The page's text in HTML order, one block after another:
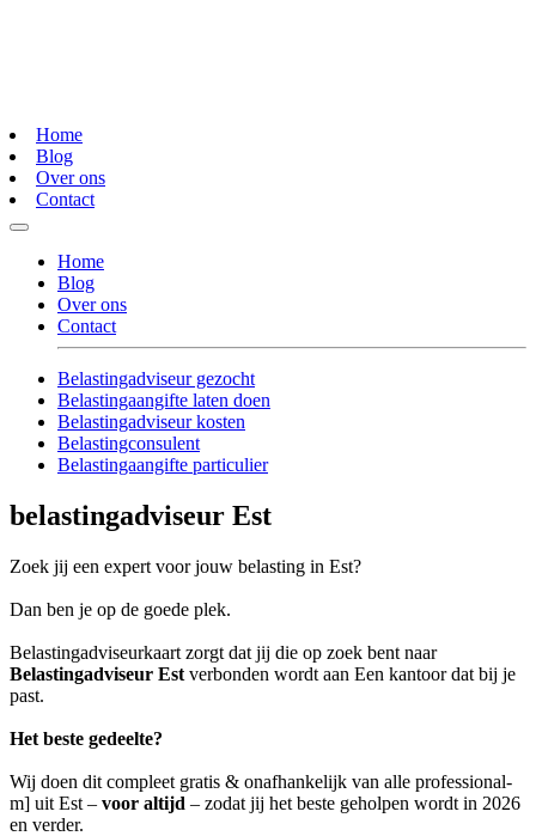
Home
Blog
Over ons
Contact
Home
Blog
Over ons
Contact
Belastingadviseur gezocht
Belastingaangifte laten doen
Belastingadviseur kosten
Belastingconsulent
Belastingaangifte particulier
belastingadviseur Est
Zoek jij een expert voor jouw belasting in Est?
Dan ben je op de goede plek.
Belastingadviseurkaart zorgt dat jij die op zoek bent naar
Belastingadviseur Est verbonden wordt aan Een kantoor dat bij je
past.
Het beste gedeelte?
Wij doen dit compleet gratis & onafhankelijk van alle professional-
m] uit Est – voor altijd – zodat jij het beste geholpen wordt in 2026
en verder.